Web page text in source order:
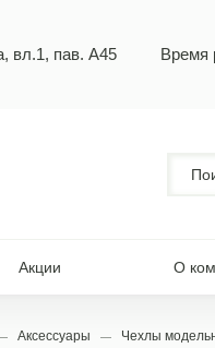
вл.1, пав. А45 Время
Акции О
Аксессуары Чехлы